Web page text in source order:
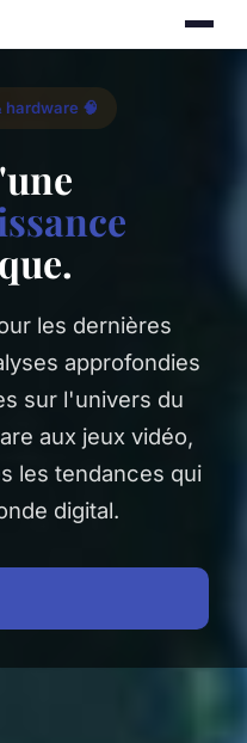
hardware 🧠
les dernières
approfondies
sur l'univers du
aux jeux vidéo,
les tendances qui
digital.